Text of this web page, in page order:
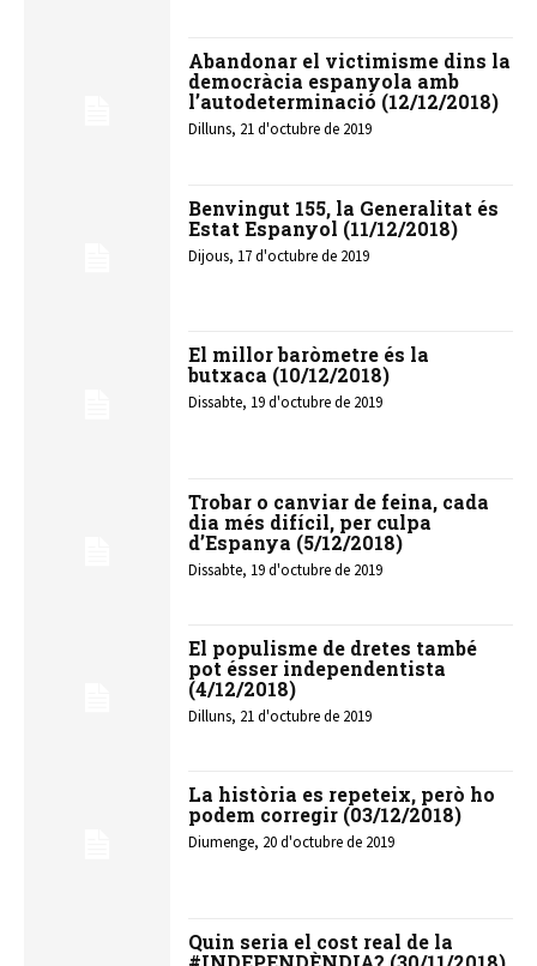
Abandonar el victimisme dins la
democràcia espanyola amb
l’autodeterminació (12/12/2018)
Dilluns, 21 d'octubre de 2019
Benvingut 155, la Generalitat és
Estat Espanyol (11/12/2018)
Dijous, 17 d'octubre de 2019
El millor baròmetre és la
butxaca (10/12/2018)
Dissabte, 19 d'octubre de 2019
Trobar o canviar de feina, cada
dia més difícil, per culpa
d’Espanya (5/12/2018)
Dissabte, 19 d'octubre de 2019
El populisme de dretes també
pot ésser independentista
(4/12/2018)
Dilluns, 21 d'octubre de 2019
La història es repeteix, però ho
podem corregir (03/12/2018)
Diumenge, 20 d'octubre de 2019
Quin seria el cost real de la